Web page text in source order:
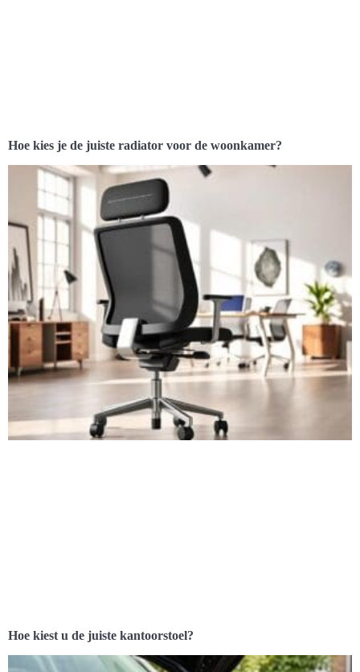
Hoe kies je de juiste radiator voor de woonkamer?
Hoe kiest u de juiste kantoorstoel?